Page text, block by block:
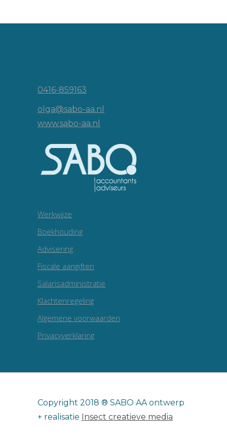
0416-859163
olga@sabo-aa.nl
www.sabo-aa.nl
Werkwijze
Boekhouding
Advisering
Fiscale aangiften
Salarisadministratie
Klachtenregeling
Algemene voorwaarden
Privacyverklaring
Copyright 2018 ® SABO AA ontwerp
+ realisatie Insect creatieve media